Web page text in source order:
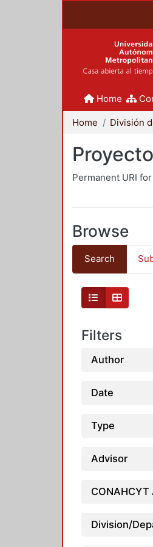
Home
Home
Permanent URI
Browse
Search
Filters
Author
Date
Type
Advisor
CONAHCYT
Division/